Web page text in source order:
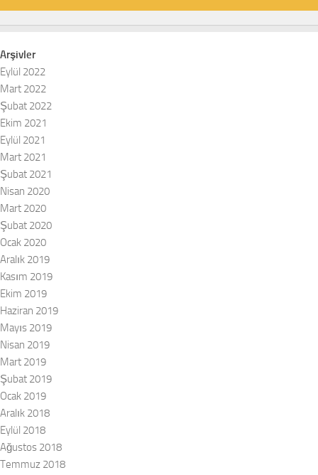
Arşivler
Eylül 2022
Mart 2022
Şubat 2022
Ekim 2021
Eylül 2021
Mart 2021
Şubat 2021
Nisan 2020
Mart 2020
Şubat 2020
Ocak 2020
Aralık 2019
Kasım 2019
Ekim 2019
Haziran 2019
Mayıs 2019
Nisan 2019
Mart 2019
Şubat 2019
Ocak 2019
Aralık 2018
Eylül 2018
Ağustos 2018
Temmuz 2018